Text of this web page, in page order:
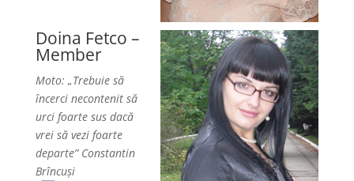
Doina Fetco –
Member
Moto: „Trebuie să
încerci necontenit să
urci foarte sus dacă
vrei să vezi foarte
departe” Constantin
Brîncuși